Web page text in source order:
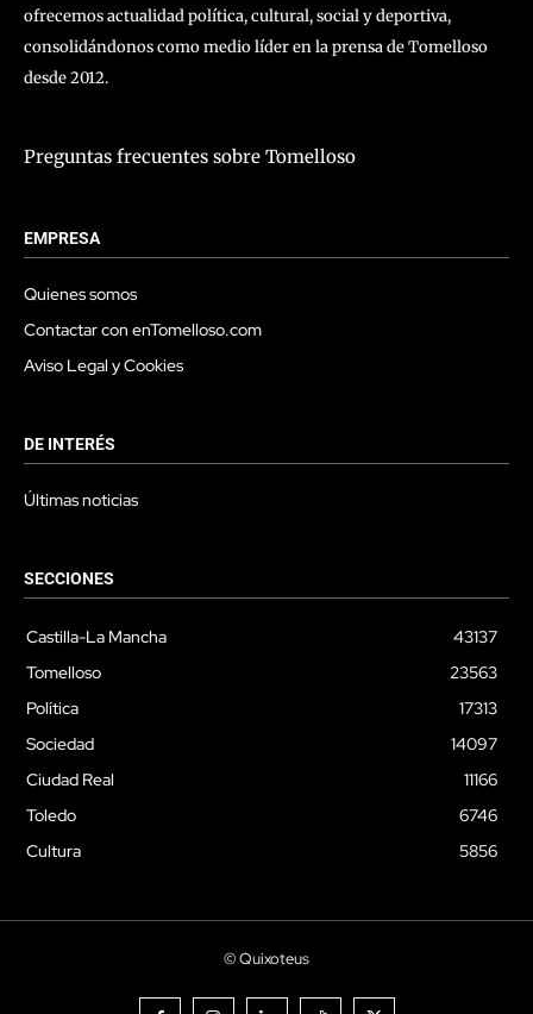
ofrecemos actualidad política, cultural, social y deportiva,
consolidándonos como medio líder en la prensa de Tomelloso
desde 2012.
Preguntas frecuentes sobre Tomelloso
EMPRESA
Quienes somos
Contactar con enTomelloso.com
Aviso Legal y Cookies
DE INTERÉS
Últimas noticias
SECCIONES
Castilla-La Mancha
43137
Tomelloso
23563
Política
17313
Sociedad
14097
Ciudad Real
11166
Toledo
6746
Cultura
5856
© Quixoteus